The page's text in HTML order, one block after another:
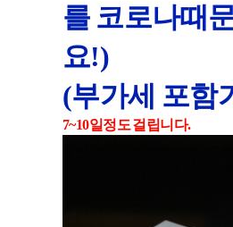
를 코로나때
요!)
(부가세 포함
7~10일정도 걸립니다.